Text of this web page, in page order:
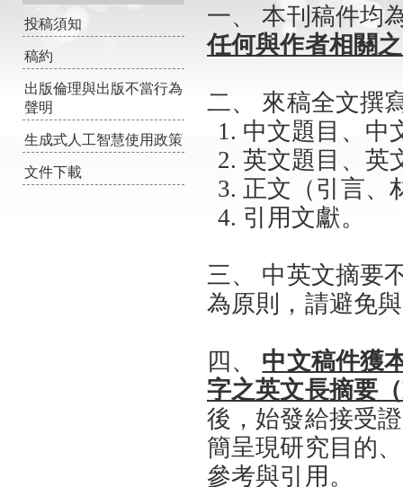
投稿須知
稿約
出版倫理與出版不當行為
聲明
生成式人工智慧使用政策
文件下載
一、 本刊稿件均
任何與作者相關
二、 來稿全文撰
中文題目、中
英文題目、英
正文（引言、
引用文獻。
三、 中英文摘要
為原則，請避免
四、 中文稿件獲
字之英文長摘要
後，始發給接受
簡呈現研究目的
參考與引用。